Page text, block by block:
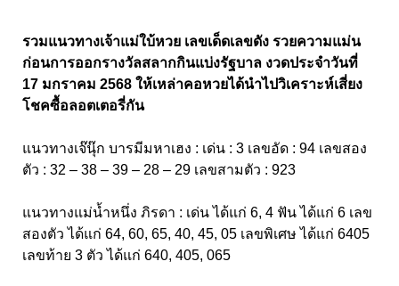
รวมแนวทางเจ้าแม่ใบ้หวย เลขเด็ดเลขดัง รวยความแม่น
ก่อนการออกรางวัลสลากกินแบ่งรัฐบาล งวดประจำวันที่
17 มกราคม 2568 ให้เหล่าคอหวยได้นำไปวิเคราะห์เสี่ยง
โชคซื้อลอตเตอรี่กัน
แนวทางเจ๊นุ๊ก บารมีมหาเฮง : เด่น : 3 เลขอัด : 94 เลขสอง
ตัว : 32 – 38 – 39 – 28 – 29 เลขสามตัว : 923
แนวทางแม่น้ำหนึ่ง ภิรดา : เด่น ได้แก่ 6, 4 ฟัน ได้แก่ 6 เลข
สองตัว ได้แก่ 64, 60, 65, 40, 45, 05 เลขพิเศษ ได้แก่ 6405
เลขท้าย 3 ตัว ได้แก่ 640, 405, 065